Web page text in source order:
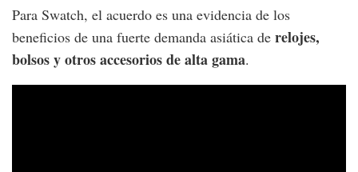
Para Swatch, el acuerdo es una evidencia de los
beneficios de una fuerte demanda asiática de relojes,
bolsos y otros accesorios de alta gama.